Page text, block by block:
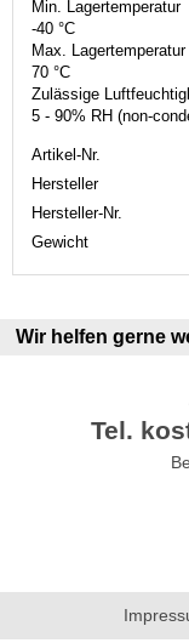
Min. Lagertemperatur
-40 °C
Max. Lagertemperatur
70 °C
Zulässige
5 - 90% RH (non-
Artikel-Nr.
Hersteller
Hersteller-Nr.
Gewicht
Wir helfen gerne
Tel.